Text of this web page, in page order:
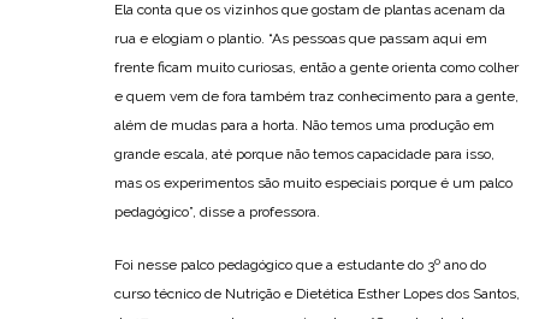
Ela conta que os vizinhos que gostam de plantas acenam da
rua e elogiam o plantio. “As pessoas que passam aqui em
frente ficam muito curiosas, então a gente orienta como colher
e quem vem de fora também traz conhecimento para a gente,
além de mudas para a horta. Não temos uma produção em
grande escala, até porque não temos capacidade para isso,
mas os experimentos são muito especiais porque é um palco
pedagógico”, disse a professora.
Foi nesse palco pedagógico que a estudante do 3º ano do
curso técnico de Nutrição e Dietética Esther Lopes dos Santos,